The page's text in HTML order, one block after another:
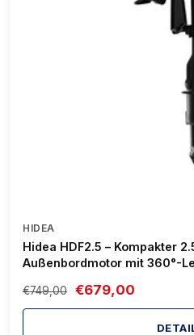
HIDEA
Hidea HDF2.5 – Kompakter
Außenbordmotor mit 360°-
€749,00 €679,00